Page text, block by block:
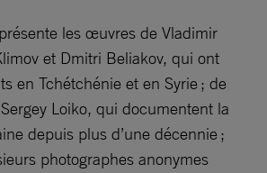
les œuvres de Vladimir
et Dmitri Beliakov, qui ont
en Tchétchénie et en Syrie ; de
Loiko, qui documentent la
depuis plus d’une décennie ;
photographes anonymes